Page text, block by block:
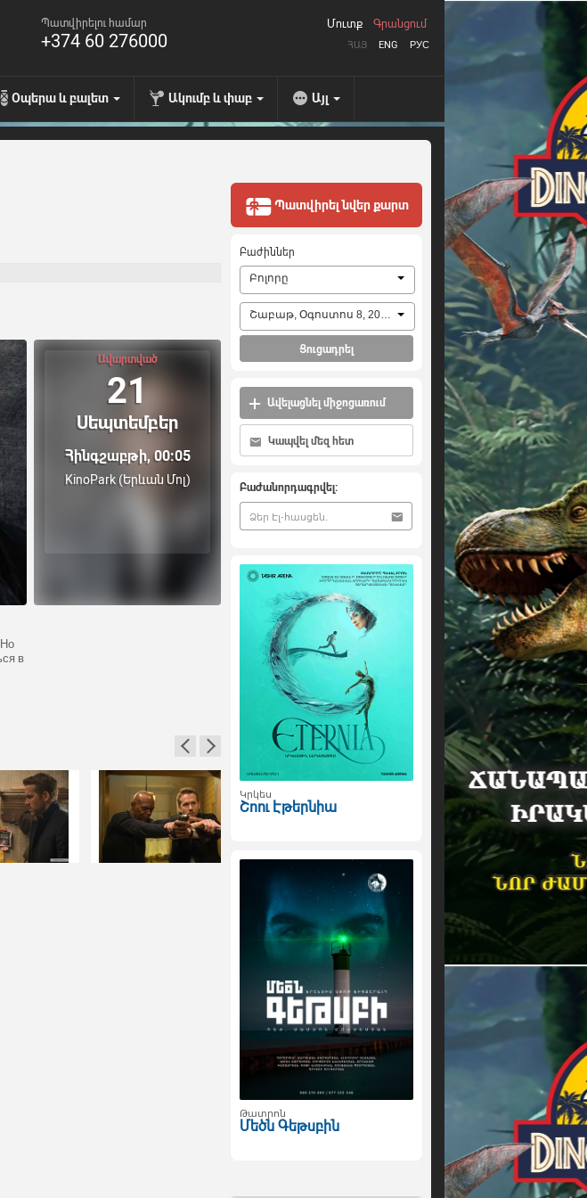
Պատվիրելու համար
+374 60 276000 ՀԱՅ ENG РУС
Մուտք Գրանցում
Օպերա և բալետ Ակումբ և փաբ Այլ
Ավարտված
21
Սեպտեմբեր
Հինգշաբթի, 00:05
KinoPark (Երևան Մոլ)
в
Պատվիրել նվեր քարտ
Բաժիններ
Բոլորը
Շաբաթ, Օգոստոս 8, 2026
Ցուցադրել
Ավելացնել միջոցառում
Կապվել մեզ հետ
Բաժանորդագրվել:
Կրկես
Շոու Էթերնիա
Թատրոն
Մեծն Գեթսբին